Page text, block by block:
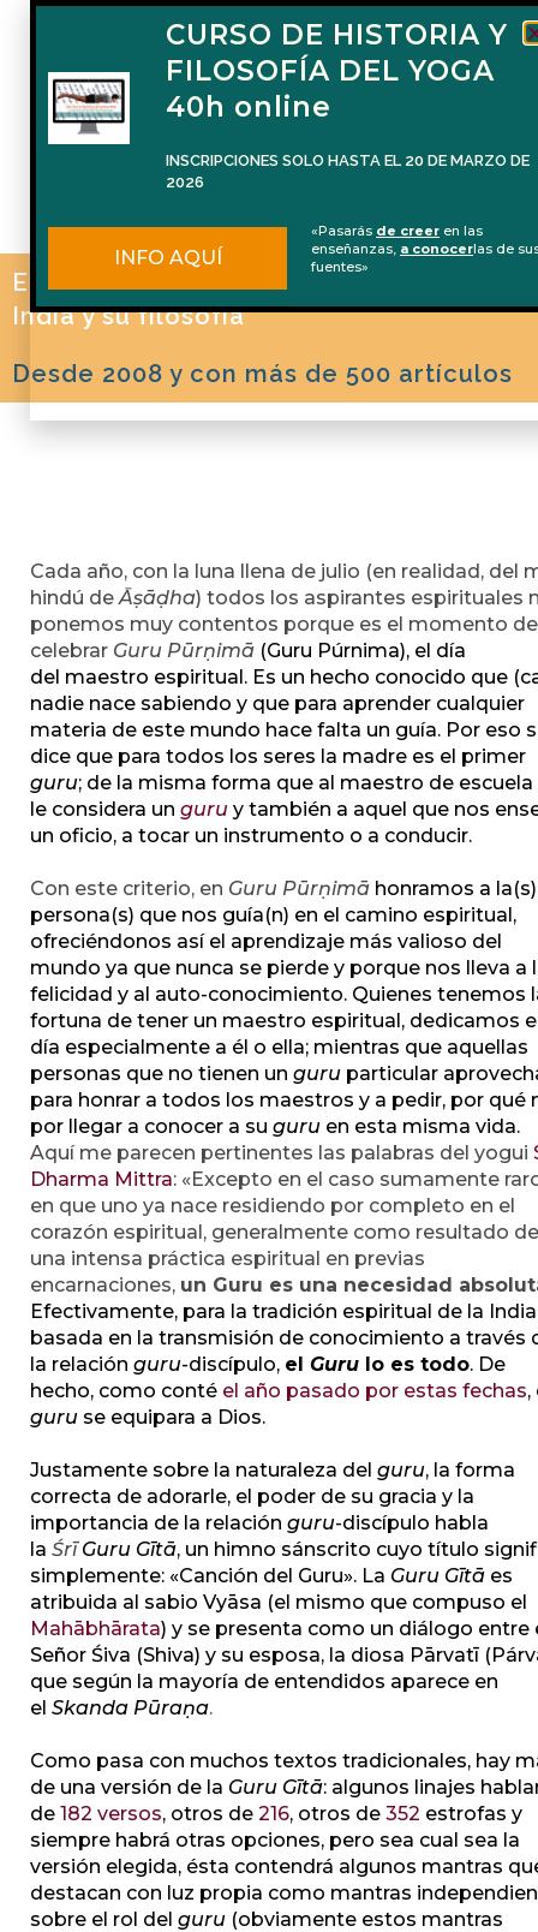
El blog de Naren Herrero sobre Yoga, la
India y su filosofía
Desde 2008 y con más de 500 artículos
Cada año, con la luna llena de julio (en realidad, del
hindú de Āṣāḍha) todos los aspirantes espirituales
ponemos muy contentos porque es el momento de
celebrar Guru Pūrṇimā (Guru Púrnima), el día
del maestro espiritual. Es un hecho conocido que
nadie nace sabiendo y que para aprender cualquier
materia de este mundo hace falta un guía. Por eso
dice que para todos los seres la madre es el primer
guru; de la misma forma que al maestro de escuela
le considera un guru y también a aquel que nos
un oficio, a tocar un instrumento o a conducir.
Con este criterio, en Guru Pūrṇimā honramos a la(s)
persona(s) que nos guía(n) en el camino espiritual,
ofreciéndonos así el aprendizaje más valioso del
mundo ya que nunca se pierde y porque nos lleva a
felicidad y al auto-conocimiento. Quienes tenemos
fortuna de tener un maestro espiritual, dedicamos
día especialmente a él o ella; mientras que aquellas
personas que no tienen un guru particular
para honrar a todos los maestros y a pedir, por qué
por llegar a conocer a su guru en esta misma vida.
Aquí me parecen pertinentes las palabras del yogui
Dharma Mittra: «Excepto en el caso sumamente
en que uno ya nace residiendo por completo en el
corazón espiritual, generalmente como resultado de
una intensa práctica espiritual en previas
encarnaciones, un Guru es una necesidad
Efectivamente, para la tradición espiritual de la
basada en la transmisión de conocimiento a través
la relación guru-discípulo, el Guru lo es todo. De
hecho, como conté el año pasado por estas fechas,
guru se equipara a Dios.
Justamente sobre la naturaleza del guru, la forma
correcta de adorarle, el poder de su gracia y la
importancia de la relación guru-discípulo habla
la ŚrīGuru Gītā, un himno sánscrito cuyo título
simplemente: «Canción del Guru». La Guru Gītā es
atribuida al sabio Vyāsa (el mismo que compuso el
Mahābhārata) y se presenta como un diálogo entre
Señor Śiva (Shiva) y su esposa, la diosa Pārvatī
que según la mayoría de entendidos aparece en
el Skanda Pūraṇa.
Como pasa con muchos textos tradicionales, hay
de una versión de la Guru Gītā: algunos linajes
de 182 versos, otros de 216, otros de 352 estrofas y
siempre habrá otras opciones, pero sea cual sea la
versión elegida, ésta contendrá algunos mantras
destacan con luz propia como mantras
sobre el rol del guru (obviamente estos mantras
CURSO DE HISTORIA Y
FILOSOFÍA DEL YOGA
40h online
INSCRIPCIONES SOLO HASTA EL 20 DE MARZO DE
2026
INFO AQUÍ
«Pasarás de creer en las
enseñanzas, a conocerlas de
fuentes»